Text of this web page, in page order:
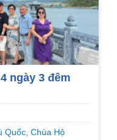
ngày 3 đêm
Quốc Chùa Hộ